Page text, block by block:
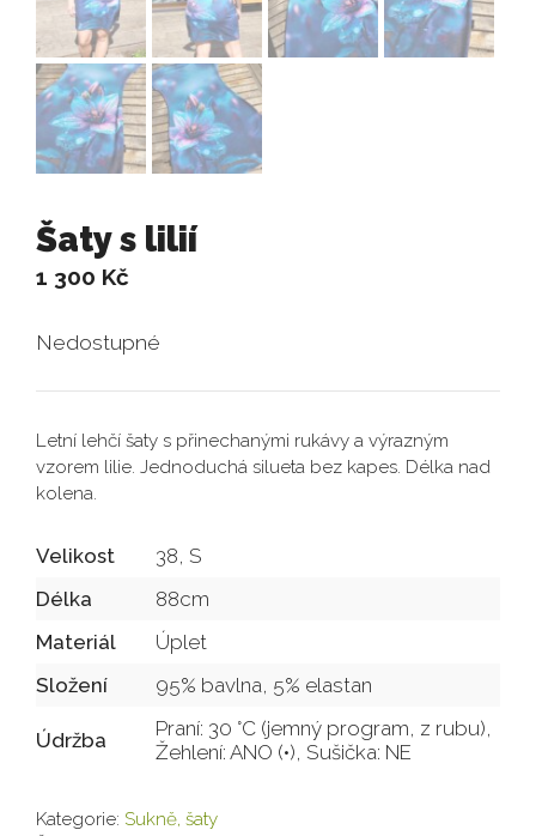
Šaty s lilií
1 300 Kč
Nedostupné
Letní lehčí šaty s přinechanými rukávy a výrazným
vzorem lilie. Jednoduchá silueta bez kapes. Délka nad
kolena.
Velikost
38, S
Délka
88cm
Materiál
Úplet
Složení
95% bavlna, 5% elastan
Údržba
Praní: 30 °C (jemný program, z rubu),
Žehlení: ANO (•), Sušička: NE
Kategorie: Sukně, šaty